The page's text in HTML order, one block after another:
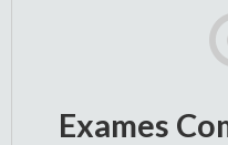
Exames